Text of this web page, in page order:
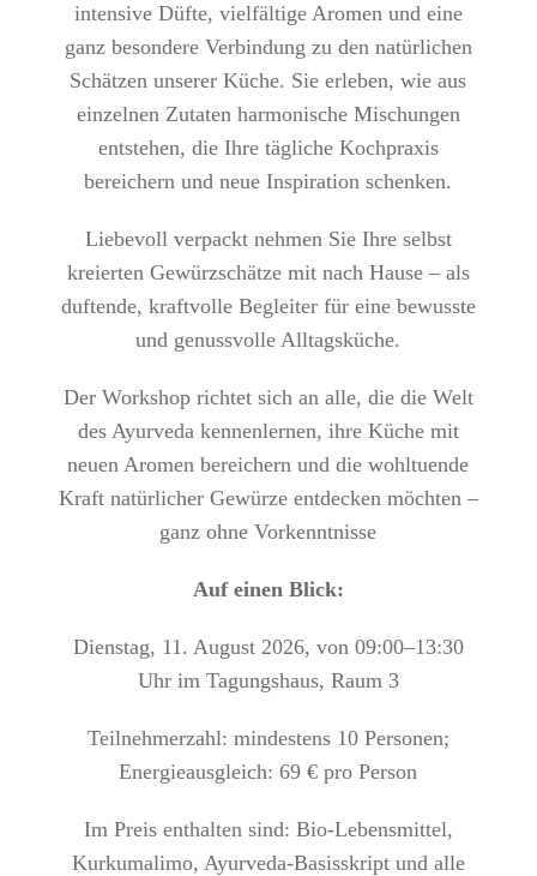
intensive Düfte, vielfältige Aromen und eine
ganz besondere Verbindung zu den natürlichen
Schätzen unserer Küche. Sie erleben, wie aus
einzelnen Zutaten harmonische Mischungen
entstehen, die Ihre tägliche Kochpraxis
bereichern und neue Inspiration schenken.
Liebevoll verpackt nehmen Sie Ihre selbst
kreierten Gewürzschätze mit nach Hause – als
duftende, kraftvolle Begleiter für eine bewusste
und genussvolle Alltagsküche.
Der Workshop richtet sich an alle, die die Welt
des Ayurveda kennenlernen, ihre Küche mit
neuen Aromen bereichern und die wohltuende
Kraft natürlicher Gewürze entdecken möchten –
ganz ohne Vorkenntnisse
Auf einen Blick:
Dienstag, 11. August 2026, von 09:00–13:30
Uhr im Tagungshaus, Raum 3
Teilnehmerzahl: mindestens 10 Personen;
Energieausgleich: 69 € pro Person
Im Preis enthalten sind: Bio-Lebensmittel,
Kurkumalimo, Ayurveda-Basisskript und alle